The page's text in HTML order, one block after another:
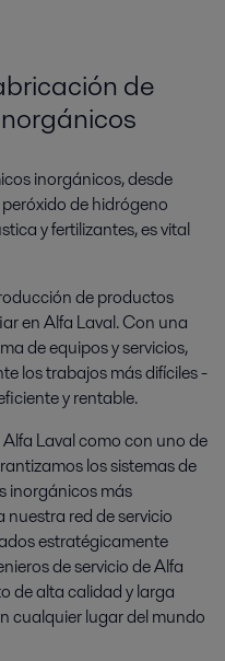
de
inorgánicos, desde
de hidrógeno
y fertilizantes, es vital
de productos
en Alfa Laval. Con una
de equipos y servicios,
los trabajos más difíciles -
y rentable.
Laval como con uno de
los sistemas de
inorgánicos más
nuestra red de servicio
estratégicamente
de servicio de Alfa
de alta calidad y larga
cualquier lugar del mundo